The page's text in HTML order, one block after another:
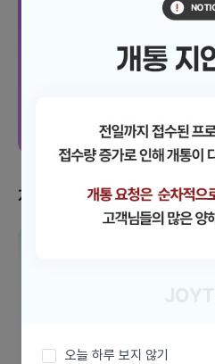
문자 100건
월 3,300원/ 평생할인
지금 받을 수 있는 혜택
오늘 하루 보지 않기